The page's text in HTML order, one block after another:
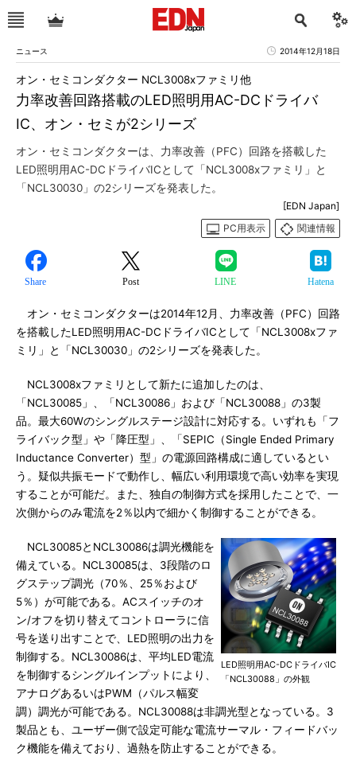
ニュース 2014年12月18日
力率改善回路搭載のLED照明用AC-DCドライバ
IC、オン・セミが2シリーズ
オン・セミコンダクター NCL3008xファミリ他
オン・セミコンダクターは、力率改善（PFC）回路を搭載した
LED照明用AC-DCドライバICとして「NCL3008xファミリ」と
「NCL30030」の2シリーズを発表した。
[EDN Japan]
PC用表示
関連情報
Share Post LINE Hatena
オン・セミコンダクターは2014年12月、力率改善（PFC）回路
を搭載したLED照明用AC-DCドライバICとして「NCL3008xファ
ミリ」と「NCL30030」の2シリーズを発表した。
NCL3008xファミリとして新たに追加したのは、
「NCL30085」、「NCL30086」および「NCL30088」の3製
品。最大60Wのシングルステージ設計に対応する。いずれも「フ
ライバック型」や「降圧型」、「SEPIC（Single Ended Primary
Inductance Converter）型」の電源回路構成に適しているとい
う。疑似共振モードで動作し、幅広い利用環境で高い効率を実現
することが可能だ。また、独自の制御方式を採用したことで、一
次側からのみ電流を2％以内で細かく制御することができる。
LED照明用AC-DCドライバIC
「NCL30088」の外観
NCL30085とNCL30086は調光機能を
備えている。NCL30085は、3段階のロ
グステップ調光（70％、25％および
5％）が可能である。ACスイッチのオ
ン/オフを切り替えてコントローラに信
号を送り出すことで、LED照明の出力を
制御する。NCL30086は、平均LED電流
を制御するシングルインプットにより、
アナログあるいはPWM（パルス幅変
調）調光が可能である。NCL30088は非調光型となっている。3
製品とも、ユーザー側で設定可能な電流サーマル・フィードバッ
ク機能を備えており、過熱を防止することができる。